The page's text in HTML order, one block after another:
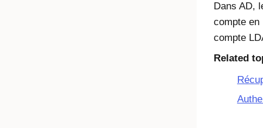
Dans AD,
compte en
compte
Related